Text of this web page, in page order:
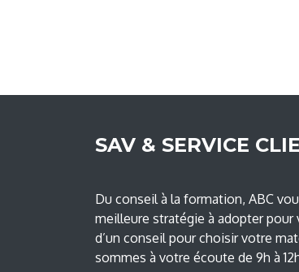
SAV & SERVICE
Du conseil à la formation, ABC
meilleure stratégie à adopter
d’un conseil pour choisir votre
sommes à votre écoute de 9h à